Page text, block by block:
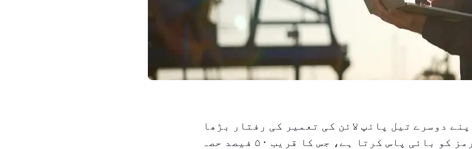
دوسرے تیل پائپ لائن کی تعمیر کی رفتار بڑھا
دی ہے، جو اسٹریٹ آف ہرمز کو بائی پاس کرتا ہے، جس کا قریب ۵۰ فیصد حصہ